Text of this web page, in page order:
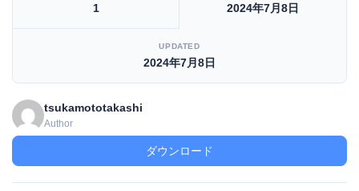
1 2024年7月8日
UPDATED
2024年7月8日
tsukamototakashi
Author
ダウンロード